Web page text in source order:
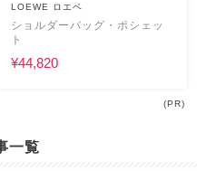
LOEWE ロエベ
ショルダーバッグ・ポシェッ
ト
¥44,820
(PR)
一覧